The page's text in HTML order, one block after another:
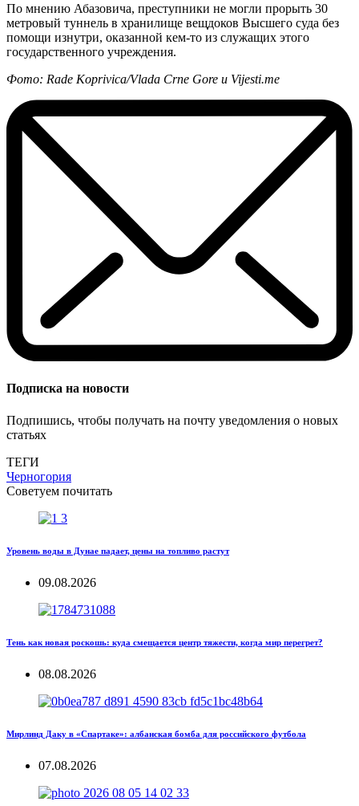
По мнению Абазовича, преступники не могли прорыть 30
метровый туннель в хранилище вещдоков Высшего суда без
помощи изнутри, оказанной кем-то из служащих этого
государственного учреждения.
Фото: Rade Koprivica/Vlada Crne Gore и Vijesti.me
Подписка на новости
Подпишись, чтобы получать на почту уведомления о новых
статьях
ТЕГИ
Черногория
Советуем почитать
Уровень воды в Дунае падает, цены на топливо растут
09.08.2026
Тень как новая роскошь: куда смещается центр тяжести, когда мир перегрет?
08.08.2026
Мирлинд Даку в «Спартаке»: албанская бомба для российского футбола
07.08.2026